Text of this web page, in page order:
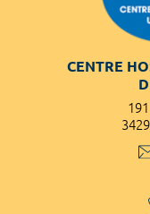
CENTRE